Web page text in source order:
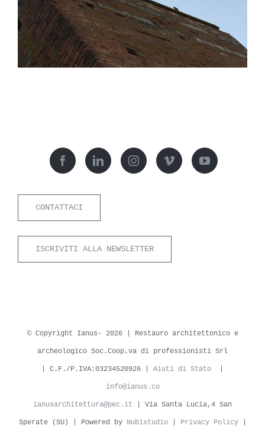
CONTATTACI
ISCRIVITI ALLA NEWSLETTER
© Copyright Ianus- 2026 | Restauro architettonico e
archeologico Soc.Coop.va di professionisti Srl
| C.F./P.IVA:03234520926 | Aiuti di Stato
info@ianus.co
ianusarchitettura@pec.it | Via Santa Lucia,4 San
Sperate (SU) | Powered by Nubistudio| Privacy Policy|